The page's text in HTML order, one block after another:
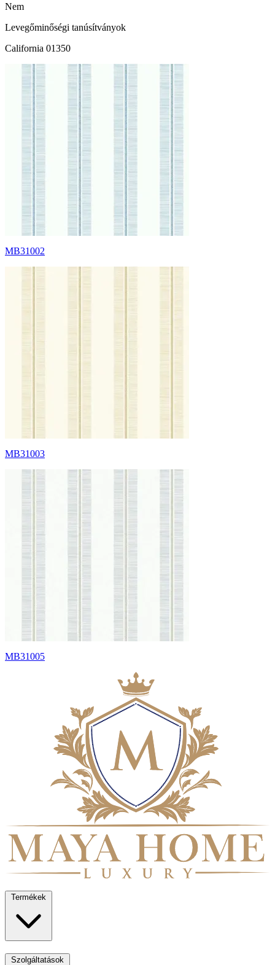
Nem
Levegőminőségi tanúsítványok
California 01350
MB31002
MB31003
MB31005
Termékek
Szolgáltatások